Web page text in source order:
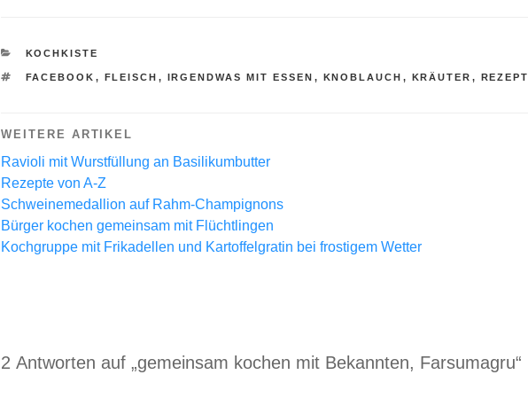
KATEGORIEN
KOCHKISTE
SCHLAGWÖRTER
FACEBOOK , FLEISCH , IRGENDWAS MIT ESSEN , KNOBLAUCH , KRÄUTER , REZEPT
WEITERE ARTIKEL
Ravioli mit Wurstfüllung an Basilikumbutter
Rezepte von A-Z
Schweinemedallion auf Rahm-Champignons
Bürger kochen gemeinsam mit Flüchtlingen
Kochgruppe mit Frikadellen und Kartoffelgratin bei frostigem Wetter
2 Antworten auf „gemeinsam kochen mit Bekannten, Farsumagru“